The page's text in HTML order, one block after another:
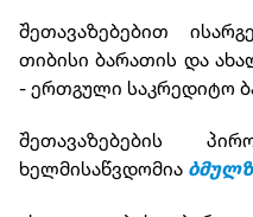
შეთავაზებებით
თიბისი ბარათის და
- ერთგული საკრედიტო
შეთავაზებების
ხელმისაწვდომია